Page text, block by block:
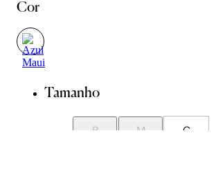
Cor
Tamanho
P M G